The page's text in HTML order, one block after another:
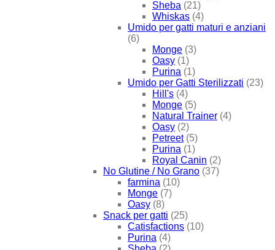
Sheba (21)
Whiskas (4)
Umido per gatti maturi e anziani
(6)
Monge (3)
Oasy (1)
Purina (1)
Umido per Gatti Sterilizzati (23)
Hill's (4)
Monge (5)
Natural Trainer (4)
Oasy (2)
Petreet (5)
Purina (1)
Royal Canin (2)
No Glutine / No Grano (37)
farmina (10)
Monge (7)
Oasy (8)
Snack per gatti (25)
Catisfactions (10)
Purina (4)